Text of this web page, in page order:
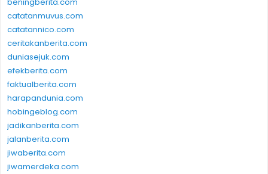
beningberita.com
catatanmuvus.com
catatannico.com
ceritakanberita.com
duniasejuk.com
efekberita.com
faktualberita.com
harapandunia.com
hobingeblog.com
jadikanberita.com
jalanberita.com
jiwaberita.com
jiwamerdeka.com